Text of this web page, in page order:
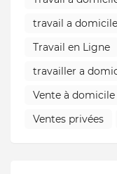
travail a
Travail en Ligne
travailler a
Vente à domicile
Ventes privées